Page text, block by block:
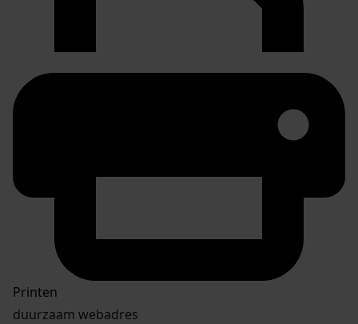
Printen
duurzaam webadres